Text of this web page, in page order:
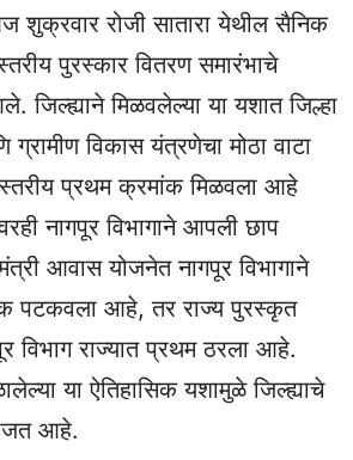
शुक्रवार रोजी सातारा येथील सैनिक
पुरस्कार वितरण समारंभाचे
मिळवलेल्या या यशात जिल्हा
विकास यंत्रणेचा मोठा वाटा
प्रथम क्रमांक मिळवला आहे
नागपूर विभागाने आपली छाप
आवास योजनेत नागपूर विभागाने
पटकवला आहे, तर राज्य पुरस्कृत
विभाग राज्यात प्रथम ठरला आहे.
या ऐतिहासिक यशामुळे जिल्ह्याचे
आहे.